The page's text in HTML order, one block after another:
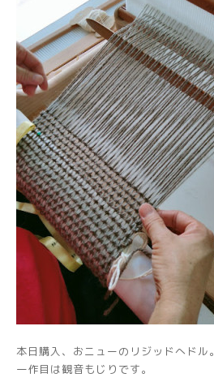
本日購入、おニューのリジッドへドル。
一作目は観音もじりです。